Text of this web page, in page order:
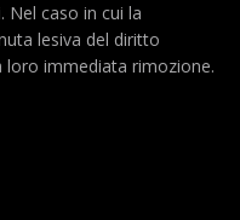
Nel caso in cui la
lesiva del diritto
loro immediata rimozione.